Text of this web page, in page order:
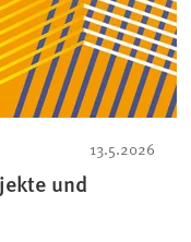
13.5.2026
und